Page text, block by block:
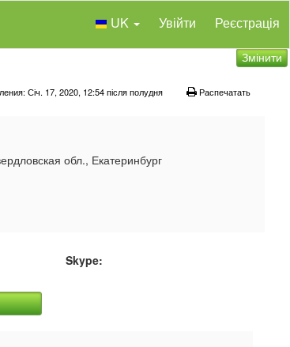
UK Увійти Реєстрація
Змінити
Січ. 17, 2020, 12:54 після полудня Распечатать
обл., Екатеринбург
Skype: